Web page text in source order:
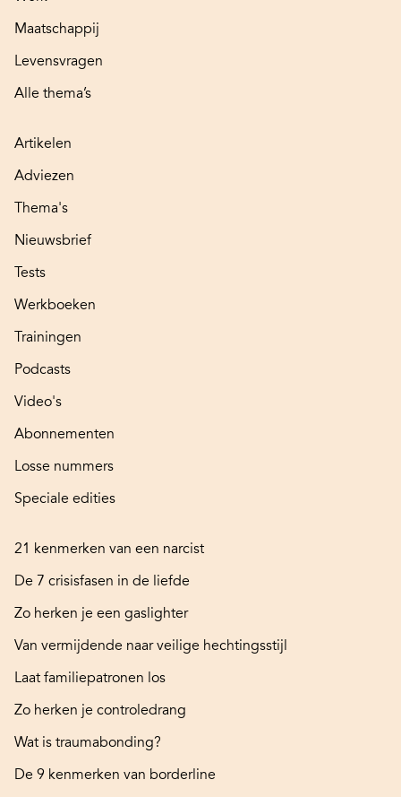
Maatschappij
Levensvragen
Alle thema’s
Artikelen
Adviezen
Thema's
Nieuwsbrief
Tests
Werkboeken
Trainingen
Podcasts
Video's
Abonnementen
Losse nummers
Speciale edities
21 kenmerken van een narcist
De 7 crisisfasen in de liefde
Zo herken je een gaslighter
Van vermijdende naar veilige hechtingsstijl
Laat familiepatronen los
Zo herken je controledrang
Wat is traumabonding?
De 9 kenmerken van borderline